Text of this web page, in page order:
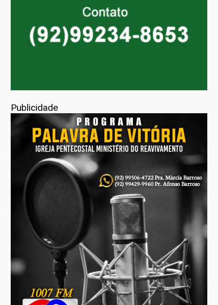
Publicidade